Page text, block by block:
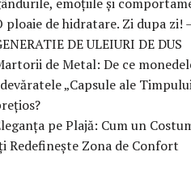
ploaie de hidratare. Zi dupa zi!
DE ULEIURI DE DUS
de Metal: De ce
„Capsule ale
pe Plajă: Cum un
Redefinește Zona de Confort